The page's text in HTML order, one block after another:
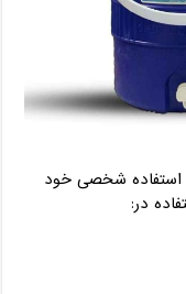
استفاده شخصی خود
در: